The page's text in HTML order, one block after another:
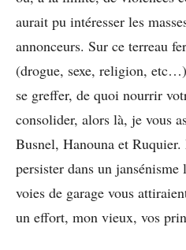
aurait pu intéresser les
annonceurs. Sur ce terreau
(drogue, sexe, religion,
se greffer, de quoi nourrir
consolider, alors là, je vous
Busnel, Hanouna et
persister dans un
voies de garage vous
un effort, mon vieux, vos